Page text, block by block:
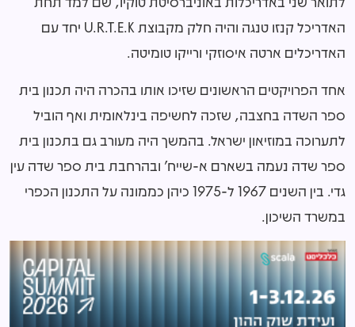
האדריכל קנזו טנגה והיה חלק מקבוצת U.R.T.E.K יחד עם
האדריכלים ארטה איסוזקי ורייקו טומיטה.
אחד הפרויקטים הראשונים שזיכו אותו בהכרה היה תכנון בית
ספר השדה בחצבה, שזכה לחשיפה בינלאומית ואף הוביל
לתערוכה במוזיאון ישראל. בהמשך היה מעורב גם בתכנון בית
ספר שדה נעמה בשארם א-שייח' ובהרחבת בית ספר שדה עין
גדי. בין השנים 1967 ל-1975 כיהן כממונה על התכנון הכפרי
במשרד השיכון.